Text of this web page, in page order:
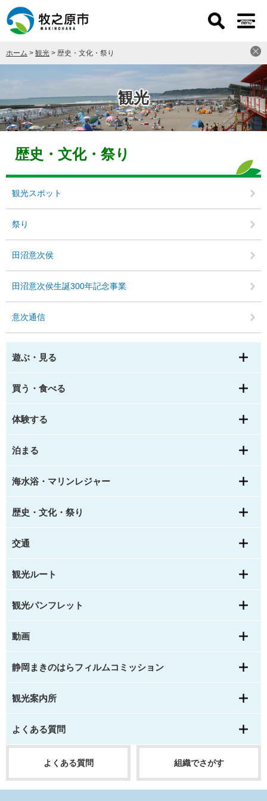
ー
先
で
。
ニ
を
ば
て
本
文
ホーム > 観光 > 歴史・文化・祭り
観光
歴史・文化・祭り
観光スポット
祭り
田沼意次侯
田沼意次侯生誕300年記念事業
意次通信
遊ぶ・見る
買う・食べる
体験する
泊まる
海水浴・マリンレジャー
歴史・文化・祭り
交通
観光ルート
観光パンフレット
動画
静岡まきのはらフィルムコミッション
観光案内所
よくある質問
よくある質問 組織でさがす